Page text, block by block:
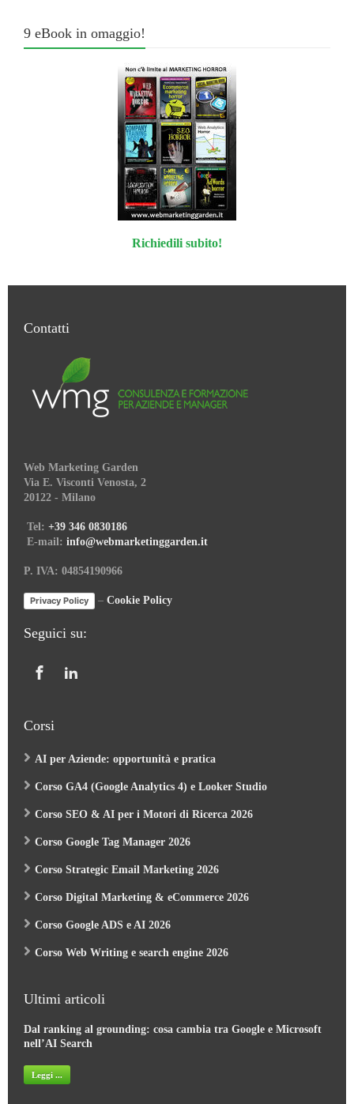
9 eBook in omaggio!
Richiedili subito!
Contatti
Web Marketing Garden
Via E. Visconti Venosta, 2
20122 - Milano
Tel: +39 346 0830186
E-mail: info@webmarketinggarden.it
P. IVA: 04854190966
Privacy Policy – Cookie Policy
Seguici su:
Corsi
AI per Aziende: opportunità e pratica
Corso GA4 (Google Analytics 4) e Looker Studio
Corso SEO & AI per i Motori di Ricerca 2026
Corso Google Tag Manager 2026
Corso Strategic Email Marketing 2026
Corso Digital Marketing & eCommerce 2026
Corso Google ADS e AI 2026
Corso Web Writing e search engine 2026
Ultimi articoli
Dal ranking al grounding: cosa cambia tra Google e Microsoft
nell’AI Search
Leggi ...